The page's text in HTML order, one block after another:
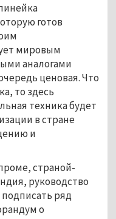
готов
мировым
аналогами
ценовая. Что
то здесь
техника будет
в стране
и
страной-
руководство
подписать ряд
о